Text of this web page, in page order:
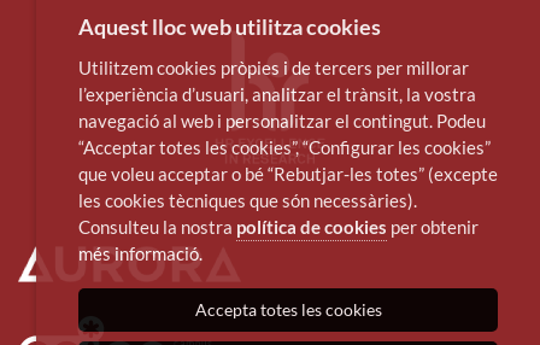
Aquest lloc web utilitza cookies
Utilitzem cookies pròpies i de tercers per millorar
l’experiència d’usuari, analitzar el trànsit, la vostra
navegació al web i personalitzar el contingut. Podeu
“Acceptar totes les cookies”, “Configurar les cookies”
que voleu acceptar o bé “Rebutjar-les totes” (excepte
les cookies tècniques que són necessàries).
Consulteu la nostra política de cookies per obtenir
més informació.
Accepta totes les cookies